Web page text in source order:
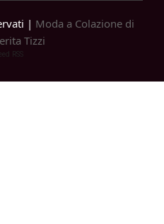
| Moda a Colazione di
Tizzi
RSS